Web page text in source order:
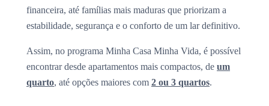
financeira, até famílias mais maduras que priorizam a
estabilidade, segurança e o conforto de um lar definitivo.
Assim, no programa Minha Casa Minha Vida, é possível
encontrar desde apartamentos mais compactos, de um
quarto, até opções maiores com 2 ou 3 quartos.